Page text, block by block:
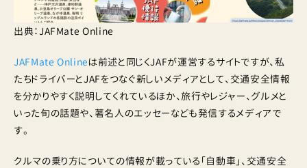
出典：JAFMate Online
JAFMate Onlineは前述と同じくJAFが運営するサイトですが、私
たちドライバーとJAFをつなぐ新しいメディアとして、交通安全情報
を分かりやすく説明してくれているほか、旅行やレジャー、グルメと
いった旬の話題や、著名人のエッセーなども発信するメディアで
す。
クルマの乗り方についての情報が載っている「自動車」、交通安全